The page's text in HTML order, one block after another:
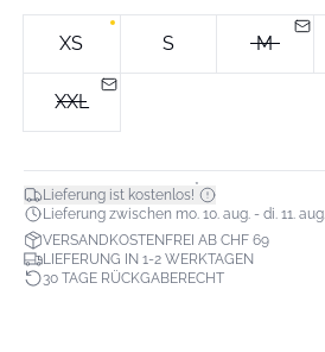
XS S M
XXL
Lieferung ist kostenlos!*
Lieferung zwischen mo. 10. aug. - di. 11. aug.
VERSANDKOSTENFREI AB CHF 69
LIEFERUNG IN 1-2 WERKTAGEN
30 TAGE RÜCKGABERECHT